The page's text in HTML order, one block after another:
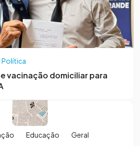
Política
vacinação domiciliar para
Educação Geral